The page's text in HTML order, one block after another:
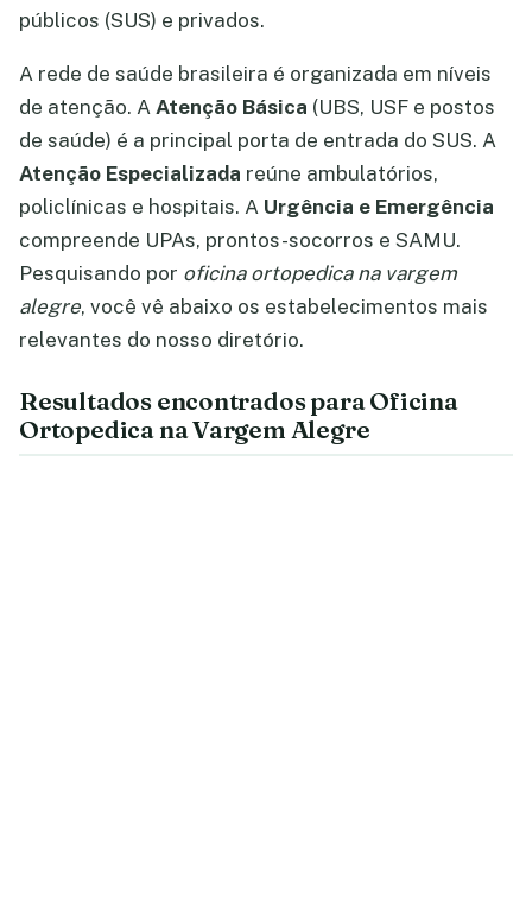
públicos (SUS) e privados.
A rede de saúde brasileira é organizada em níveis
de atenção. A Atenção Básica (UBS, USF e postos
de saúde) é a principal porta de entrada do SUS. A
Atenção Especializada reúne ambulatórios,
policlínicas e hospitais. A Urgência e Emergência
compreende UPAs, prontos-socorros e SAMU.
Pesquisando por oficina ortopedica na vargem
alegre, você vê abaixo os estabelecimentos mais
relevantes do nosso diretório.
Resultados encontrados para Oficina
Ortopedica na Vargem Alegre